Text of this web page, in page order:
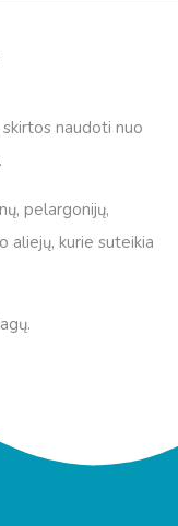
naudoti nuo
pelargonijų,
aliejų, kurie suteikia